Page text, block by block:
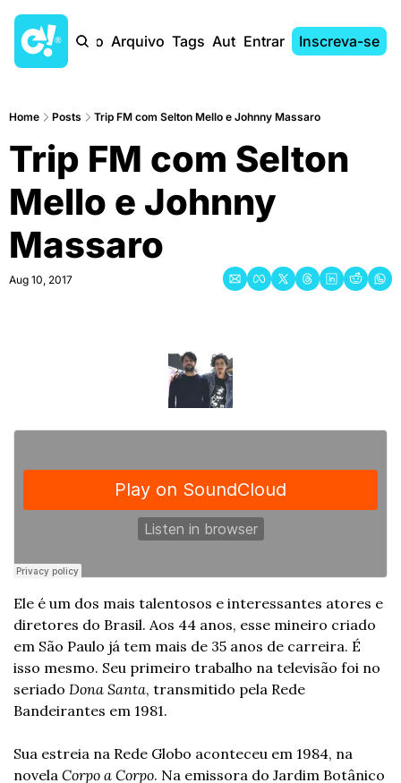
Início Arquivo Tags AutoresEntrar Inscreva-se
Home Posts Trip FM com Selton Mello e Johnny Massaro
Trip FM com Selton
Mello e Johnny
Massaro
Aug 10, 2017
Ele é um dos mais talentosos e interessantes atores e
diretores do Brasil. Aos 44 anos, esse mineiro criado
em São Paulo já tem mais de 35 anos de carreira. É
isso mesmo. Seu primeiro trabalho na televisão foi no
seriado Dona Santa, transmitido pela Rede
Bandeirantes em 1981.
Sua estreia na Rede Globo aconteceu em 1984, na
novela Corpo a Corpo. Na emissora do Jardim Botânico